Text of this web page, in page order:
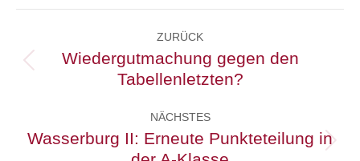
ZURÜCK
Vorheriger
Beitrag:
Wiedergutmachung gegen den
Tabellenletzten?
NÄCHSTES
Nächster
Wasserburg II: Erneute Punkteteilung in